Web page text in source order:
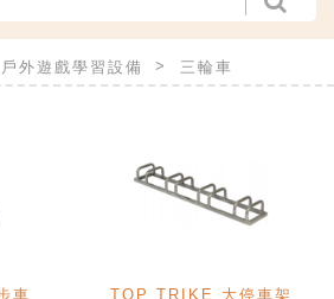
戶外遊戲學習設備 三輪車
車 TOP TRIKE 大停車架